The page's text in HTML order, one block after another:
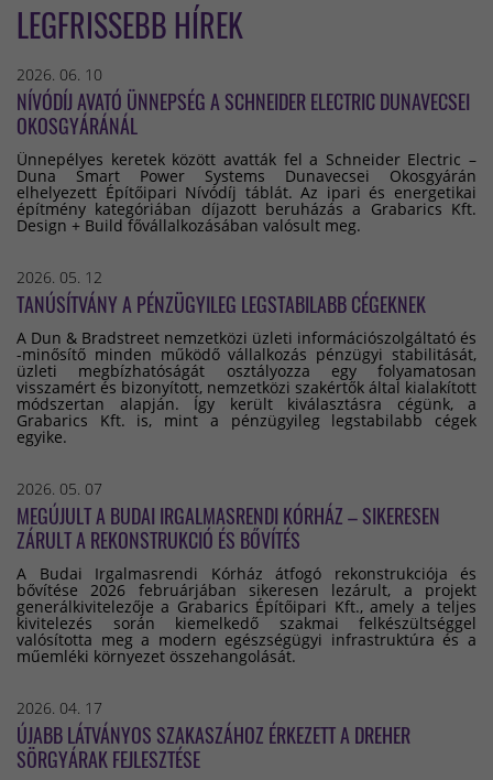
LEGFRISSEBB HÍREK
2026. 06. 10
NÍVÓDÍJ AVATÓ ÜNNEPSÉG A SCHNEIDER ELECTRIC DUNAVECSEI
OKOSGYÁRÁNÁL
Ünnepélyes keretek között avatták fel a Schneider Electric –
Duna Smart Power Systems Dunavecsei Okosgyárán
elhelyezett Építőipari Nívódíj táblát. Az ipari és energetikai
építmény kategóriában díjazott beruházás a Grabarics Kft.
Design + Build fővállalkozásában valósult meg.
2026. 05. 12
TANÚSÍTVÁNY A PÉNZÜGYILEG LEGSTABILABB CÉGEKNEK
A Dun & Bradstreet nemzetközi üzleti információszolgáltató és
-minősítő minden működő vállalkozás pénzügyi stabilitását,
üzleti megbízhatóságát osztályozza egy folyamatosan
visszamért és bizonyított, nemzetközi szakértők által kialakított
módszertan alapján. Így került kiválasztásra cégünk, a
Grabarics Kft. is, mint a pénzügyileg legstabilabb cégek
egyike.
2026. 05. 07
MEGÚJULT A BUDAI IRGALMASRENDI KÓRHÁZ – SIKERESEN
ZÁRULT A REKONSTRUKCIÓ ÉS BŐVÍTÉS
A Budai Irgalmasrendi Kórház átfogó rekonstrukciója és
bővítése 2026 februárjában sikeresen lezárult, a projekt
generálkivitelezője a Grabarics Építőipari Kft., amely a teljes
kivitelezés során kiemelkedő szakmai felkészültséggel
valósította meg a modern egészségügyi infrastruktúra és a
műemléki környezet összehangolását.
2026. 04. 17
ÚJABB LÁTVÁNYOS SZAKASZÁHOZ ÉRKEZETT A DREHER
SÖRGYÁRAK FEJLESZTÉSE